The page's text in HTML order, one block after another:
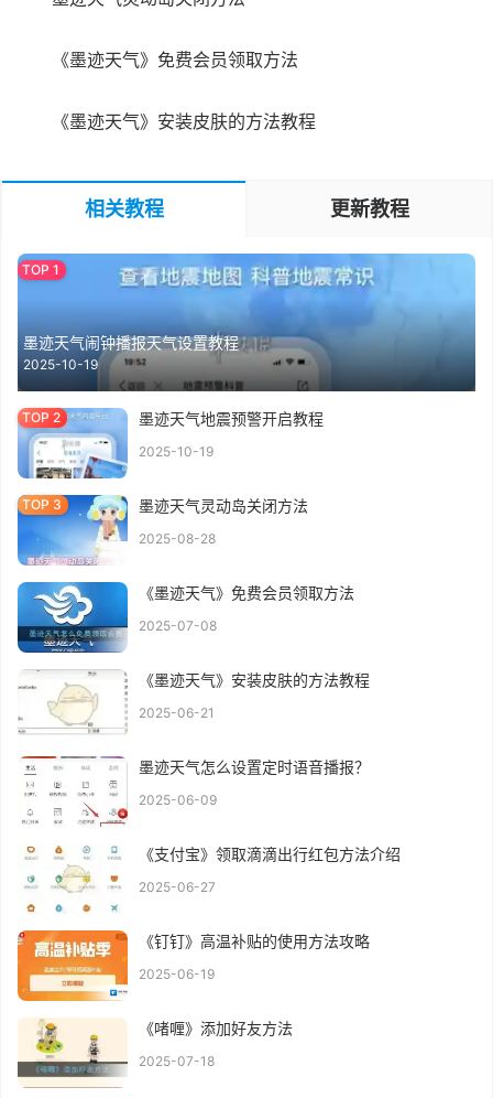
《墨迹天气》免费会员领取方法
《墨迹天气》安装皮肤的方法教程
相关教程 更新教程
墨迹天气闹钟播报天气设置教程
2025-10-19
墨迹天气地震预警开启教程
2025-10-19
墨迹天气灵动岛关闭方法
2025-08-28
《墨迹天气》免费会员领取方法
2025-07-08
《墨迹天气》安装皮肤的方法教程
2025-06-21
墨迹天气怎么设置定时语音播报？
2025-06-09
《支付宝》领取滴滴出行红包方法介绍
2025-06-27
《钉钉》高温补贴的使用方法攻略
2025-06-19
《啫喱》添加好友方法
2025-07-18